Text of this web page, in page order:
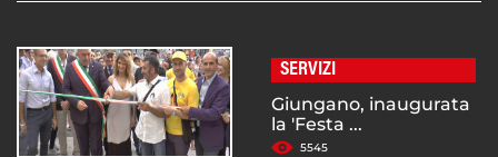
SERVIZI
Giungano, inaugurata
la 'Festa ...
5545